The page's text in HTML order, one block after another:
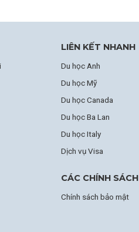
LIÊN KẾT NHANH
Du học Anh
Du học Mỹ
Du học Canada
Du học Ba Lan
Du học Italy
Dịch vụ Visa
CÁC CHÍNH SÁCH
Chính sách bảo mật